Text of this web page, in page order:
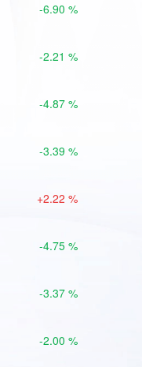
-6.90 %
-2.21 %
-4.87 %
-3.39 %
+2.22 %
-4.75 %
-3.37 %
-2.00 %